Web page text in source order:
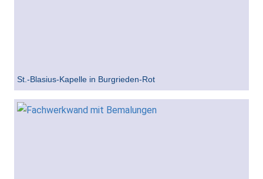
St.-Blasius-Kapelle in Burgrieden-Rot